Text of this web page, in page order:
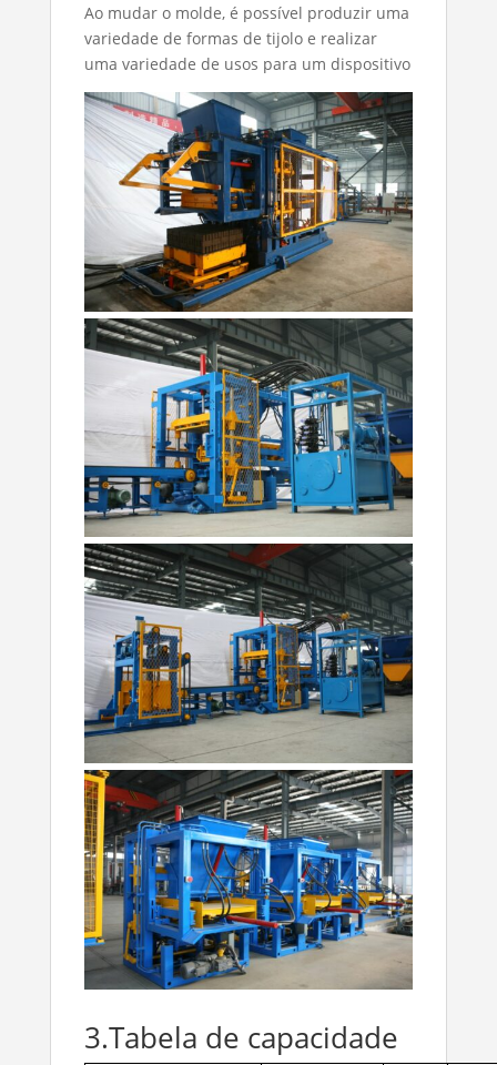
Ao mudar o molde, é possível produzir uma
variedade de formas de tijolo e realizar
uma variedade de usos para um dispositivo
3.Tabela de capacidade